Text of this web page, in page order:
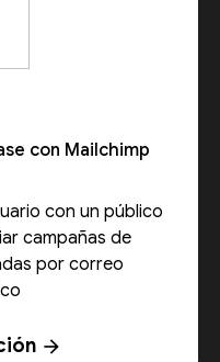
con Mailchimp
con un público
campañas de
por correo
arrow_forward